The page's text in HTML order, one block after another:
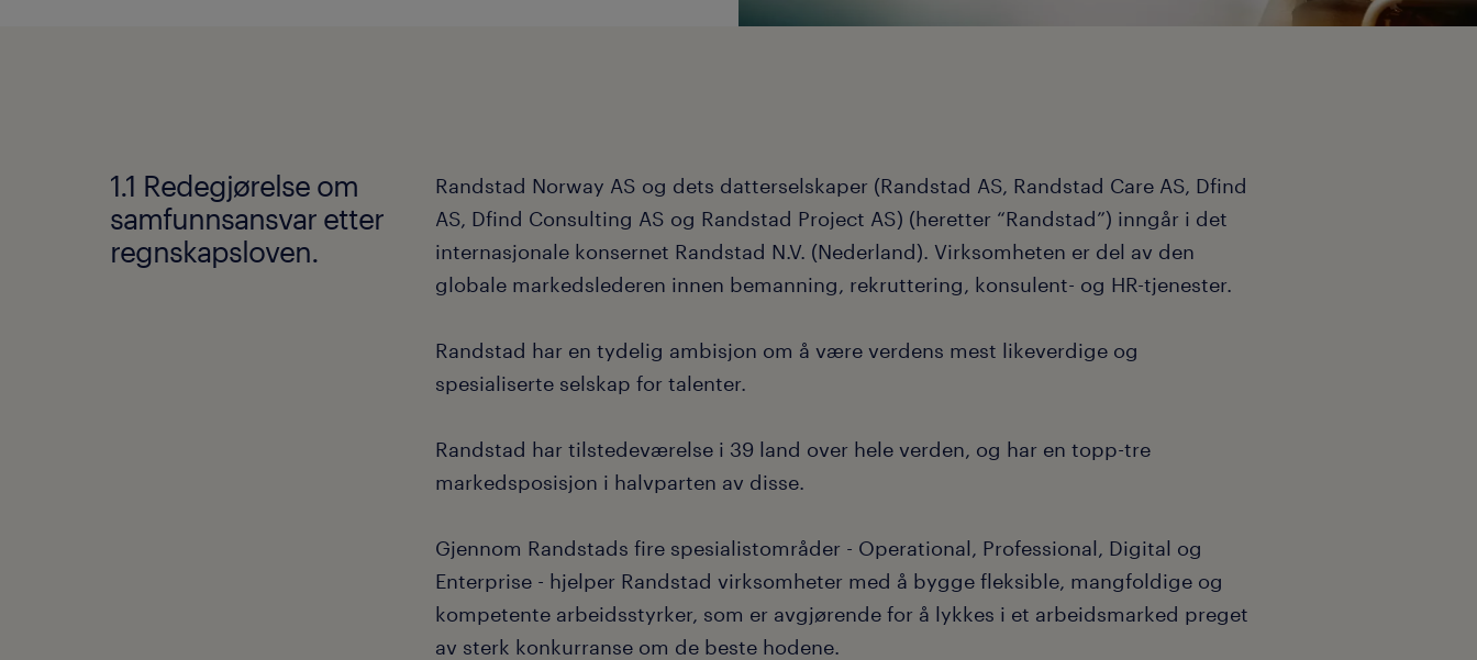
1.1 Redegjørelse om
samfunnsansvar etter
regnskapsloven.
Randstad Norway AS og dets datterselskaper (Randstad AS, Randstad Care AS, Dfind
AS, Dfind Consulting AS og Randstad Project AS) (heretter “Randstad”) inngår i det
internasjonale konsernet Randstad N.V. (Nederland). Virksomheten er del av den
globale markedslederen innen bemanning, rekruttering, konsulent- og HR-tjenester.
Randstad har en tydelig ambisjon om å være verdens mest likeverdige og
spesialiserte selskap for talenter.
Randstad har tilstedeværelse i 39 land over hele verden, og har en topp-tre
markedsposisjon i halvparten av disse.
Gjennom Randstads fire spesialistområder - Operational, Professional, Digital og
Enterprise - hjelper Randstad virksomheter med å bygge fleksible, mangfoldige og
kompetente arbeidsstyrker, som er avgjørende for å lykkes i et arbeidsmarked preget
av sterk konkurranse om de beste hodene.